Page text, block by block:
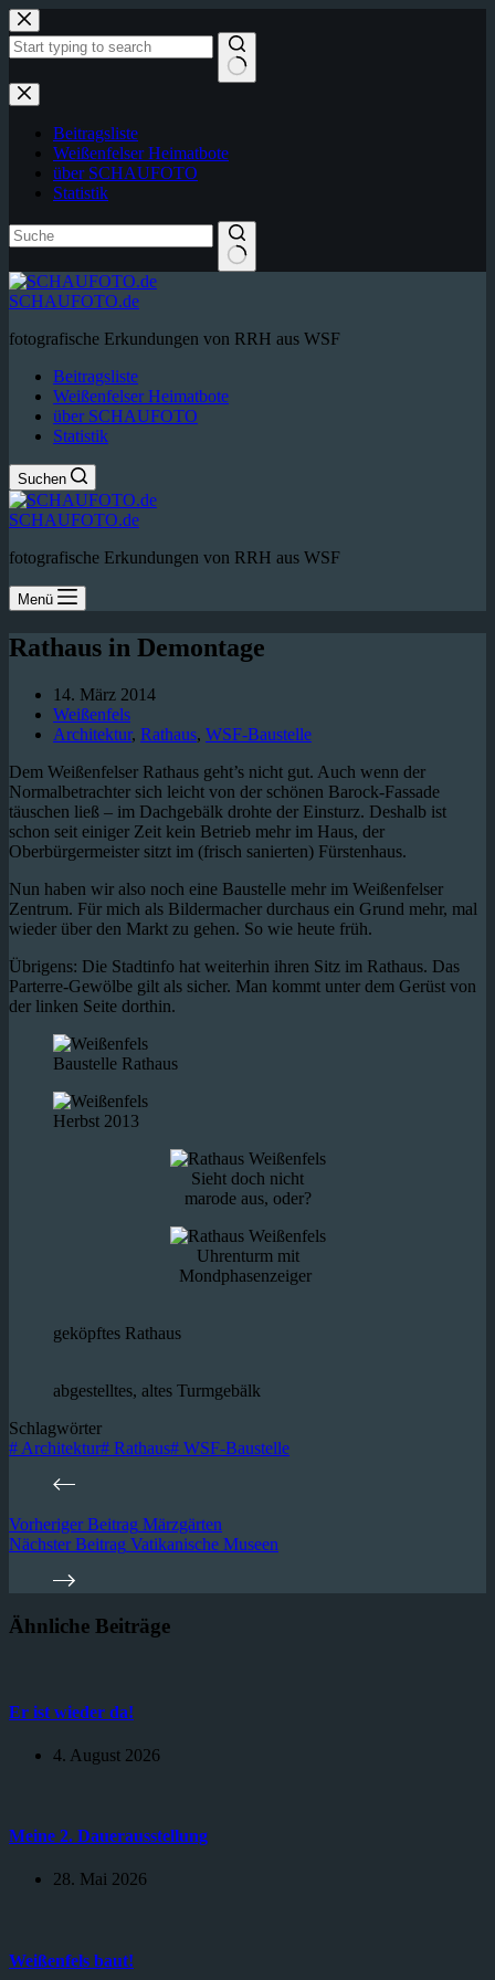
Zum
Inhalt
springen
Keine
Ergebnisse
Beitragsliste
Weißenfelser Heimatbote
über SCHAUFOTO
Statistik
SCHAUFOTO.de
fotografische Erkundungen von RRH aus WSF
Beitragsliste
Weißenfelser Heimatbote
über SCHAUFOTO
Statistik
Suchen
SCHAUFOTO.de
fotografische Erkundungen von RRH aus WSF
Menü
Rathaus in Demontage
14. März 2014
Weißenfels
Architektur, Rathaus, WSF-Baustelle
Dem Weißenfelser Rathaus geht’s nicht gut. Auch wenn der
Normalbetrachter sich leicht von der schönen Barock-Fassade
täuschen ließ – im Dachgebälk drohte der Einsturz. Deshalb ist
schon seit einiger Zeit kein Betrieb mehr im Haus, der
Oberbürgermeister sitzt im (frisch sanierten) Fürstenhaus.
Nun haben wir also noch eine Baustelle mehr im Weißenfelser
Zentrum. Für mich als Bildermacher durchaus ein Grund mehr, mal
wieder über den Markt zu gehen. So wie heute früh.
Übrigens: Die Stadtinfo hat weiterhin ihren Sitz im Rathaus. Das
Parterre-Gewölbe gilt als sicher. Man kommt unter dem Gerüst von
der linken Seite dorthin.
Baustelle Rathaus
Herbst 2013
Sieht doch nicht
marode aus, oder?
Uhrenturm mit
Mondphasenzeiger
geköpftes Rathaus
abgestelltes, altes Turmgebälk
Schlagwörter
# Architektur# Rathaus# WSF-Baustelle
VorherigerBeitrag Märzgärten
NächsterBeitrag Vatikanische Museen
Ähnliche Beiträge
Er ist wieder da!
4. August 2026
Meine 2. Dauerausstellung
28. Mai 2026
Weißenfels baut!